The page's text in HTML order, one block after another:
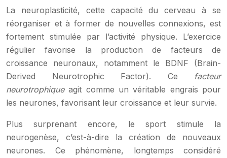
La neuroplasticité, cette capacité du cerveau à se
réorganiser et à former de nouvelles connexions, est
fortement stimulée par l’activité physique. L’exercice
régulier favorise la production de facteurs de
croissance neuronaux, notamment le BDNF (Brain-
Derived Neurotrophic Factor). Ce facteur
neurotrophiqueagit comme un véritable engrais pour
les neurones, favorisant leur croissance et leur survie.
Plus surprenant encore, le sport stimule la
neurogenèse, c’est-à-dire la création de nouveaux
neurones. Ce phénomène, longtemps considéré